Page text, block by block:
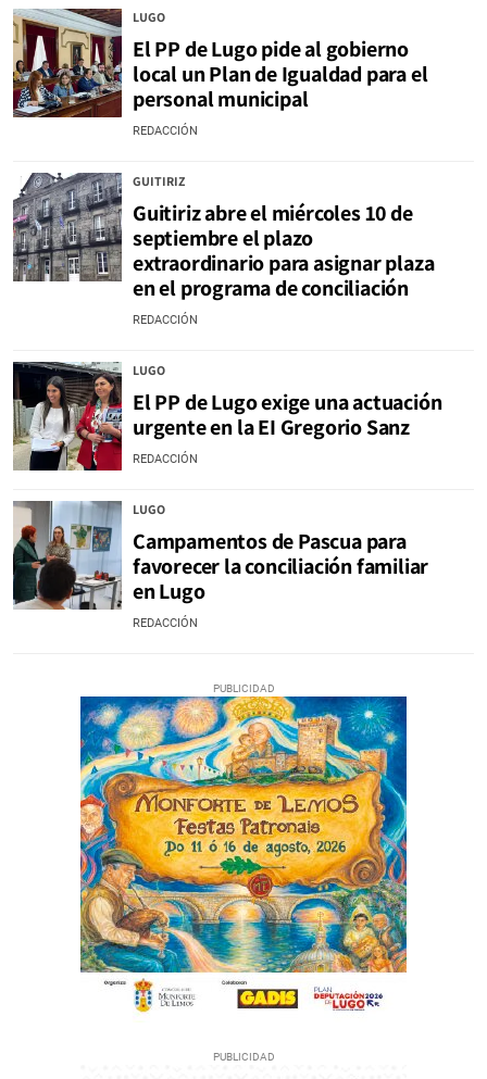
LUGO
El PP de Lugo pide al gobierno
local un Plan de Igualdad para el
personal municipal
REDACCIÓN
GUITIRIZ
Guitiriz abre el miércoles 10 de
septiembre el plazo
extraordinario para asignar plaza
en el programa de conciliación
REDACCIÓN
LUGO
El PP de Lugo exige una actuación
urgente en la EI Gregorio Sanz
REDACCIÓN
LUGO
Campamentos de Pascua para
favorecer la conciliación familiar
en Lugo
REDACCIÓN